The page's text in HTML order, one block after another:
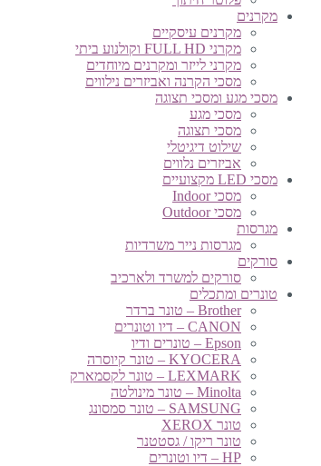
מקרנים
מקרנים עיסקיים
מקרני FULL HD וקולנוע ביתי
מקרני לייזר ומקרנים מיוחדים
מסכי הקרנה ואביזרים נילווים
מסכי מגע ומסכי תצוגה
מסכי מגע
מסכי תצוגה
שילוט דיגיטלי
אביזרים נלווים
מסכי LED מקצועיים
מסכי Indoor
מסכי Outdoor
מגרסות
מגרסות נייר משרדיות
סורקים
סורקים למשרד ולארכיב
טונרים ומתכלים
Brother – טונר ברדר
CANON – דיו וטונרים
Epson – טונרים ודיו
KYOCERA – טונר קיוסרה
LEXMARK – טונר לקסמארק
Minolta – טונר מינולטה
SAMSUNG – טונר סמסונג
טונר XEROX
טונר ריקו / גסטטנר
HP – דיו וטונרים